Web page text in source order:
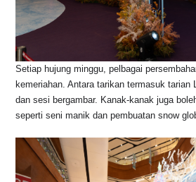
Setiap hujung minggu, pelbagai
kemeriahan. Antara tarikan termasuk tarian
dan sesi bergambar. Kanak-kanak juga
seperti seni manik dan pembuatan snow